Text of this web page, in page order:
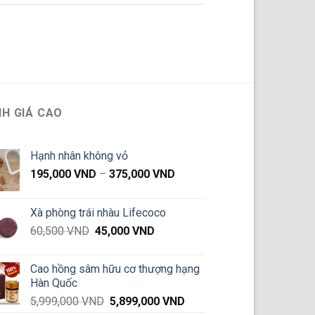
GIÁ CAO
Hạnh nhân không vỏ
195,000 VND – 375,000 VNDKhoảng
Xà phòng trái nhàu Lifecoco
60,500VND Giá
60,500 VND.
45,000VND
là:
Cao hồng sâm hữu cơ thượng hạng
Hàn Quốc
5,999,000VND Giá
5,899,000VND